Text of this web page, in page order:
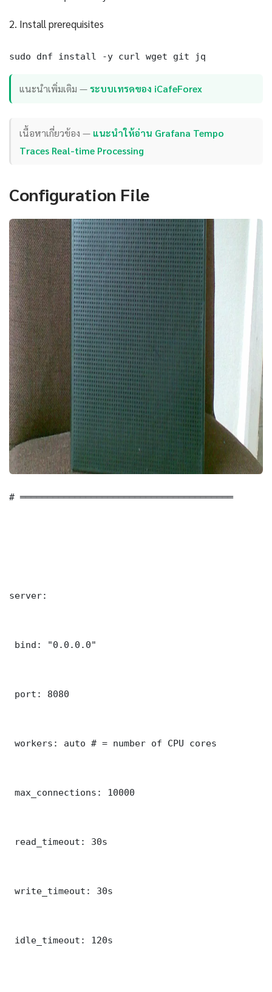
2. Install prerequisites
sudo dnf install -y curl wget git jq
แนะนำเพิ่มเติม —ระบบเทรดของ iCafeForex
เนื้อหาเกี่ยวข้อง — แนะนำให้อ่าน Grafana Tempo
Traces Real-time Processing
Configuration File
# ═══════════════════════════════════════
server:
bind: "0.0.0.0"
port: 8080
workers: auto # = number of CPU cores
max_connections: 10000
read_timeout: 30s
write_timeout: 30s
idle_timeout: 120s